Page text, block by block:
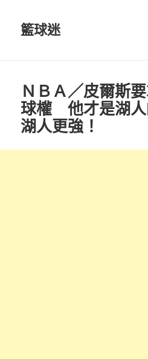
籃球迷
ＮＢＡ／皮爾斯
球權 他才是湖
湖人更強！